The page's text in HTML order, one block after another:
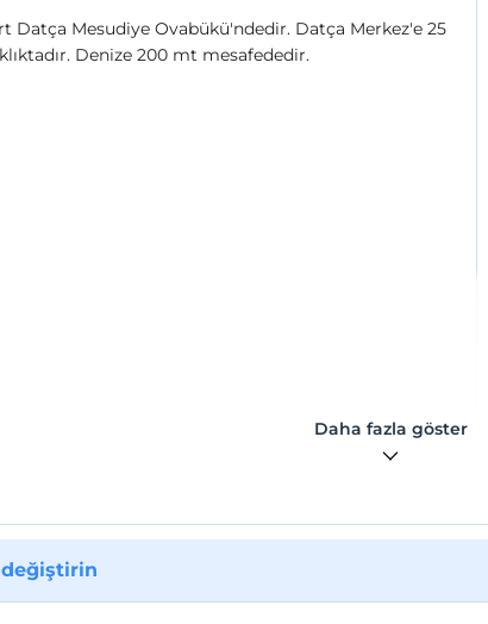
Datça Mesudiye Ovabükü'ndedir. Datça Merkez'e 25
Denize 200 mt mesafededir.
Daha fazla göster